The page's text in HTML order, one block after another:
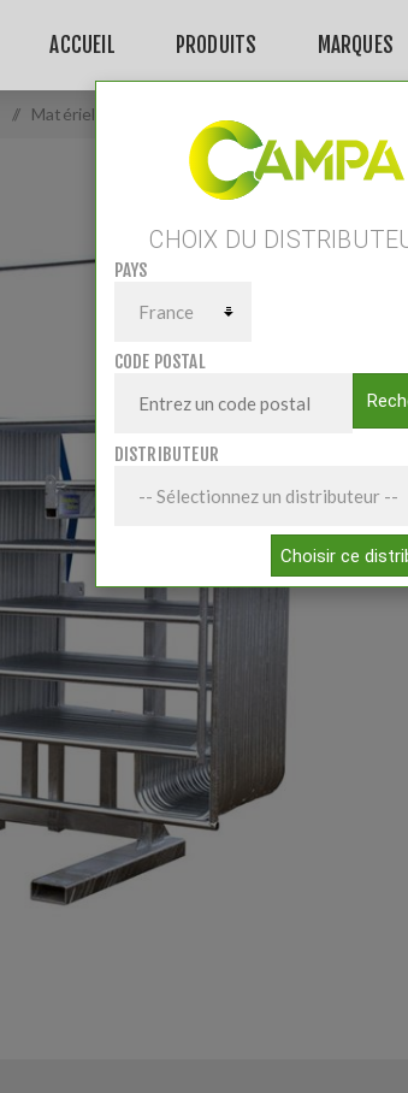
ACCUEIL PRODUITS MARQUES
/ Matériels
CHOIX DU
PAYS
CODE POSTAL
DISTRIBUTEUR
Choisir ce